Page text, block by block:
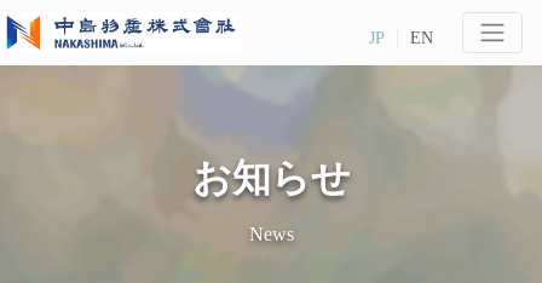
EN
JP
お知らせ
News